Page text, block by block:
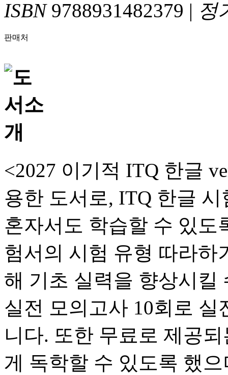
ISBN9788931482379 | 정
판매처
<2027 이기적 ITQ 한글
용한 도서로, ITQ 한글
혼자서도 학습할 수 있도
험서의 시험 유형 따라하
해 기초 실력을 향상시킬
실전 모의고사 10회로
니다. 또한 무료로 제공
게 독학할 수 있도록 했